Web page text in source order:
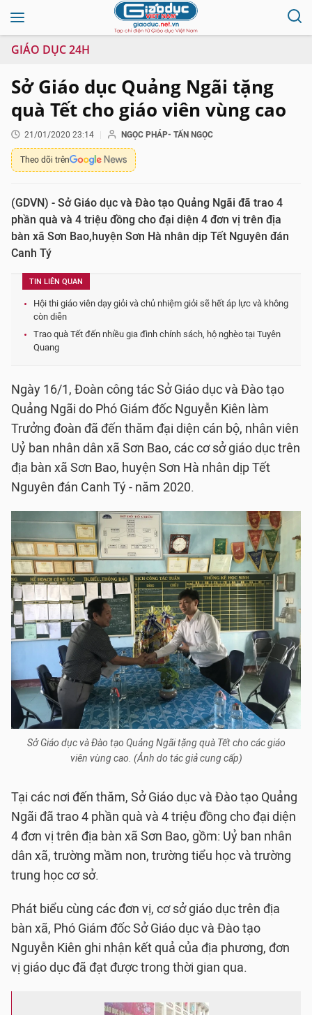
GIÁO DỤC 24H
Sở Giáo dục Quảng Ngãi tặng
quà Tết cho giáo viên vùng cao
21/01/2020 23:14 NGỌC PHÁP- TẤN NGỌC
Theo dõi trên
(GDVN) - Sở Giáo dục và Đào tạo Quảng Ngãi đã trao 4
phần quà và 4 triệu đồng cho đại diện 4 đơn vị trên địa
bàn xã Sơn Bao,huyện Sơn Hà nhân dịp Tết Nguyên đán
Canh Tý
TIN LIÊN QUAN
Hội thi giáo viên dạy giỏi và chủ nhiệm giỏi sẽ hết áp lực và không
còn diễn
Trao quà Tết đến nhiều gia đình chính sách, hộ nghèo tại Tuyên
Quang
Ngày 16/1, Đoàn công tác Sở Giáo dục và Đào tạo
Quảng Ngãi do Phó Giám đốc Nguyễn Kiên làm
Trưởng đoàn đã đến thăm đại diện cán bộ, nhân viên
Uỷ ban nhân dân xã Sơn Bao, các cơ sở giáo dục trên
địa bàn xã Sơn Bao, huyện Sơn Hà nhân dịp Tết
Nguyên đán Canh Tý - năm 2020.
Sở Giáo dục và Đào tạo Quảng Ngãi tặng quà Tết cho các giáo
viên vùng cao. (Ảnh do tác giả cung cấp)
Tại các nơi đến thăm, Sở Giáo dục và Đào tạo Quảng
Ngãi đã trao 4 phần quà và 4 triệu đồng cho đại diện
4 đơn vị trên địa bàn xã Sơn Bao, gồm: Uỷ ban nhân
dân xã, trường mầm non, trường tiểu học và trường
trung học cơ sở.
Phát biểu cùng các đơn vị, cơ sở giáo dục trên địa
bàn xã, Phó Giám đốc Sở Giáo dục và Đào tạo
Nguyễn Kiên ghi nhận kết quả của địa phương, đơn
vị giáo dục đã đạt được trong thời gian qua.